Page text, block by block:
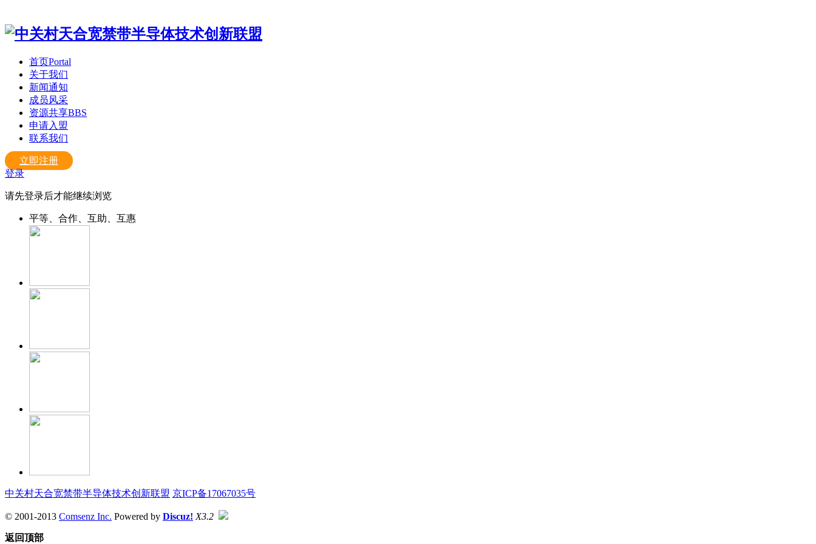
首页Portal
关于我们
新闻通知
成员风采
资源共享BBS
申请入盟
联系我们
立即注册
登录
请先登录后才能继续浏览
平等、合作、互助、互惠
中关村天合宽禁带半导体技术创新联盟 京ICP备17067035号
© 2001-2013 Comsenz Inc. Powered by Discuz! X3.2
返回顶部